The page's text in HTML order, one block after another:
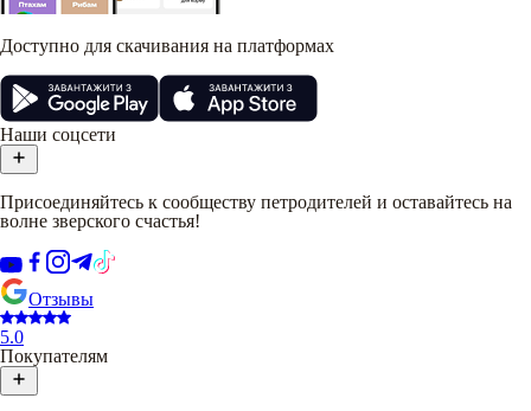
Доступно для скачивания на платформах
Наши соцсети
Присоединяйтесь к сообществу петродителей и оставайтесь на
волне зверского счастья!
Отзывы
5.0
Покупателям